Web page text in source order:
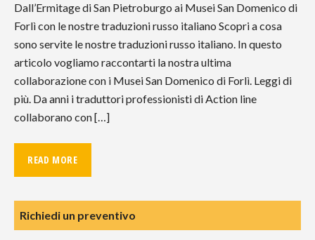
Dall’Ermitage di San Pietroburgo ai Musei San Domenico di
Forlì con le nostre traduzioni russo italiano Scopri a cosa
sono servite le nostre traduzioni russo italiano. In questo
articolo vogliamo raccontarti la nostra ultima
collaborazione con i Musei San Domenico di Forlì. Leggi di
più. Da anni i traduttori professionisti di Action line
collaborano con […]
READ MORE
Richiedi un preventivo